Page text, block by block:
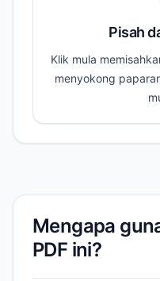
Pisah
Klik mula
menyokong
Mengapa
PDF ini?